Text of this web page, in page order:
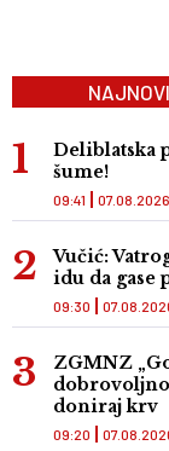
Deliblatska
šume!
09:41 07.08.2026
Vučić:
idu da gase
09:30
ZGMNZ
doniraj krv
09:20